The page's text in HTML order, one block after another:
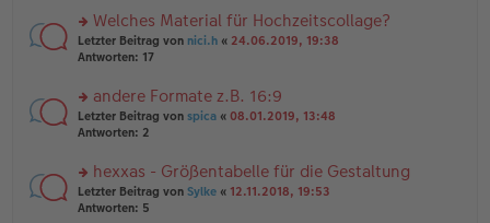
gB
ei
tr
g
n
g
el
e
n
er
tr
a
g
rs
te
n
g
el
e
n
er
Welches Material für Hochzeitscollage?
Letzter Beitrag von nici.h « 24.06.2019, 19:38
Antworten: 17
rs
te
n
g
el
andere Formate z.B. 16:9
Letzter Beitrag von spica « 08.01.2019, 13:48
Antworten: 2
rs
te
hexxas - Größentabelle für die Gestaltung
Letzter Beitrag von Sylke « 12.11.2018, 19:53
Antworten: 5